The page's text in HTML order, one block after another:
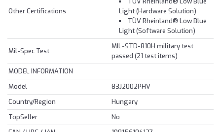
Other Certifications
Light (Hardware Solution)
TÜV Rheinland® Low Blue
Light (Software Solution)
Mil-Spec Test
MIL-STD-810H military test
passed (21 test items)
MODEL INFORMATION
Model
83J2002PHV
Country/Region
Hungary
TopSeller
No